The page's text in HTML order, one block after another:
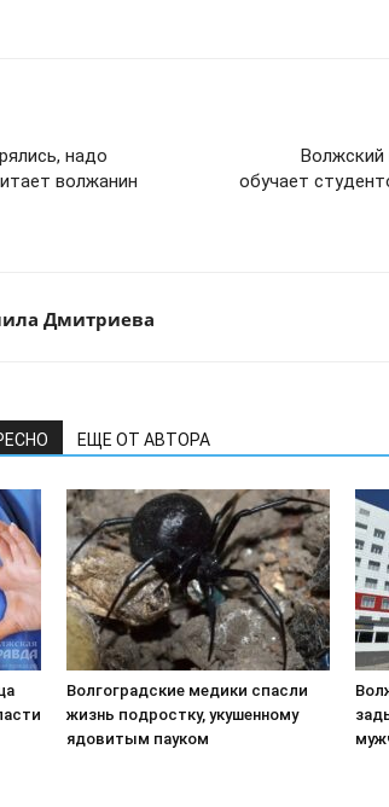
надо
волжанин
Волжский
обучает
Дмитриева
ЕЩЕ ОТ АВТОРА
Волгоградские медики спасли
жизнь подростку, укушенному
ядовитым пауком